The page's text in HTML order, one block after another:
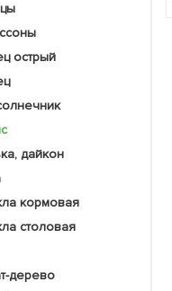
острый
дайкон
кормовая
столовая
дерево